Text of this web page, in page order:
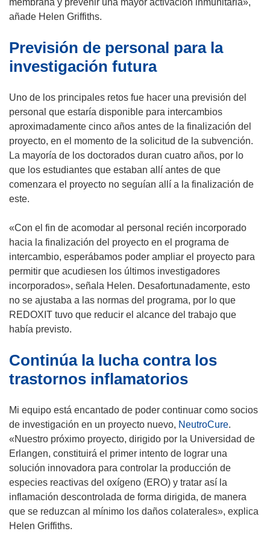
á
e
n
n
a
n
u
e
v
a
n
t
a
n
a
)
añade Helen Griffiths.
Previsión de personal para la
investigación futura
Uno de los principales retos fue hacer una previsión del
personal que estaría disponible para intercambios
aproximadamente cinco años antes de la finalización del
proyecto, en el momento de la solicitud de la subvención.
La mayoría de los doctorados duran cuatro años, por lo
que los estudiantes que estaban allí antes de que
comenzara el proyecto no seguían allí a la finalización de
este.
«Con el fin de acomodar al personal recién incorporado
hacia la finalización del proyecto en el programa de
intercambio, esperábamos poder ampliar el proyecto para
permitir que acudiesen los últimos investigadores
incorporados», señala Helen. Desafortunadamente, esto
no se ajustaba a las normas del programa, por lo que
REDOXIT tuvo que reducir el alcance del trabajo que
había previsto.
Continúa la lucha contra los
trastornos inflamatorios
Mi equipo está encantado de poder continuar como socios
de investigación en un proyecto nuevo, NeutroCure.
«Nuestro próximo proyecto, dirigido por la Universidad de
Erlangen, constituirá el primer intento de lograr una
solución innovadora para controlar la producción de
especies reactivas del oxígeno (ERO) y tratar así la
inflamación descontrolada de forma dirigida, de manera
que se reduzcan al mínimo los daños colaterales», explica
Helen Griffiths.